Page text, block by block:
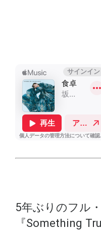
5年ぶりのフル
『Something